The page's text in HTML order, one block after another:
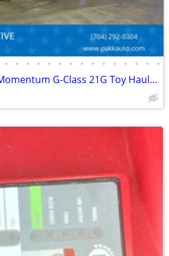
• • • • • • • • • • • • • • •
2019 Grand Design Momentum G-Class 21G Toy Hauler Camper FUEL STATION